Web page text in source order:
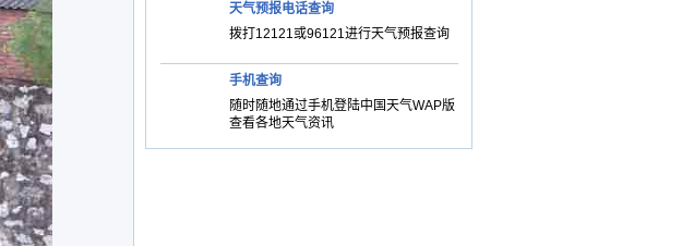
天气预报电话查询
拨打12121或96121进行天气预报查询
手机查询
随时随地通过手机登陆中国天气WAP版
查看各地天气资讯